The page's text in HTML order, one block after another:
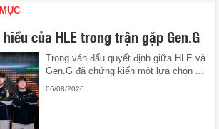
của HLE trong trận gặp Gen.G
Trong ván đấu quyết định giữa HLE và
Gen.G đã chứng kiến một lựa chọn ...
06/08/2026